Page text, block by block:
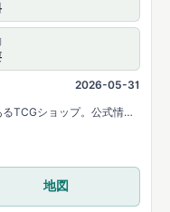
2026-05-31
TCGショップ。公式情報
ています。
地図